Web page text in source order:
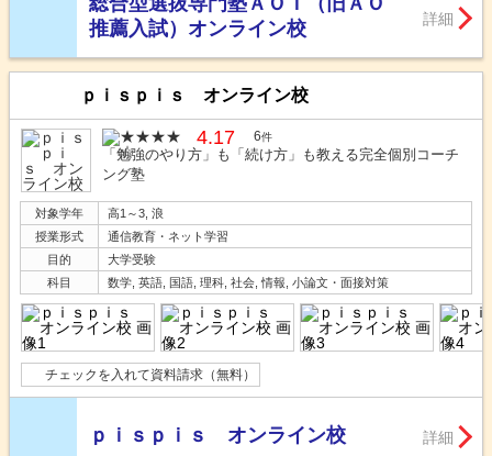
推薦入試）オンライン校
詳細
ｐｉｓｐｉｓ オンライン校
4.17 6件
「勉強のやり方」も「続け方」も教える完全個別コーチ
ング塾
対象学年
高1～3, 浪
授業形式
通信教育・ネット学習
目的
大学受験
科目
数学, 英語, 国語, 理科, 社会, 情報, 小論文・面接対策
チェックを入れて資料請求（無料）
ｐｉｓｐｉｓ オンライン校 詳細